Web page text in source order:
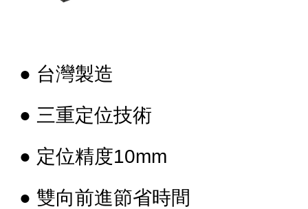
● 台灣製造
● 三重定位技術
● 定位精度10mm
● 雙向前進節省時間